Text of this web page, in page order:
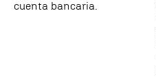
cuenta bancaria.